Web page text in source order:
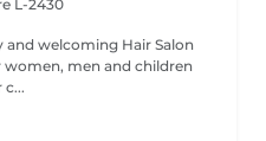
L-2430
and welcoming Hair Salon
men and children
c...